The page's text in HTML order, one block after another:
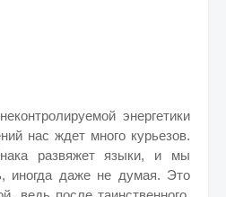
энергетики
нас ждет много курьезов.
развяжет языки, и мы
иногда даже не думая. Это